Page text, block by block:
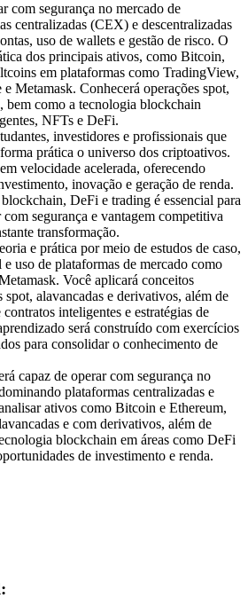
com segurança no mercado de
centralizadas (CEX) e descentralizadas
uso de wallets e gestão de risco. O
dos principais ativos, como Bitcoin,
em plataformas como TradingView,
Metamask. Conhecerá operações spot,
bem como a tecnologia blockchain
NFTs e DeFi.
investidores e profissionais que
prática o universo dos criptoativos.
velocidade acelerada, oferecendo
inovação e geração de renda.
DeFi e trading é essencial para
segurança e vantagem competitiva
transformação.
e prática por meio de estudos de caso,
uso de plataformas de mercado como
Você aplicará conceitos
spot, alavancadas e derivativos, além de
inteligentes e estratégias de
será construído com exercícios
para consolidar o conhecimento de
capaz de operar com segurança no
plataformas centralizadas e
ativos como Bitcoin e Ethereum,
e com derivativos, além de
blockchain em áreas como DeFi
de investimento e renda.